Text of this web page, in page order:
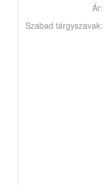
Ár:
Szabad tárgyszavak: